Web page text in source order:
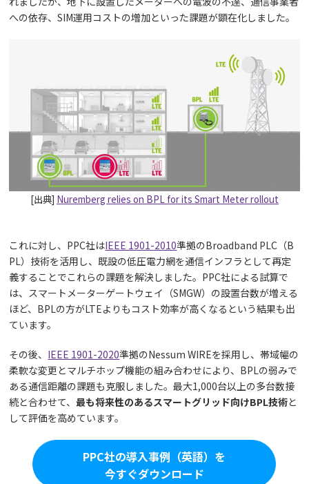
への依存、SIM運用コストの増加といった課題が顕在化しました。
[出典] Nuremberg relies on BPL for its Smart Meter rollout
これに対し、PPC社はIEEE 1901-2010準拠のBroadband PLC（B
PL）技術を活用し、既設の低圧電力網を通信インフラとして再定
義することでこれらの課題を解決しました。PPC社による試算で
は、スマートメーターゲートウェイ（SMGW）の設置台数が増える
ほど、BPLの方がLTEよりもコスト効率が高くなるという結果も出
ています。
その後、 IEEE 1901-2020準拠のNessum WIREを採用し、帯域幅の
柔軟な変更とマルチホップ機能の組み合わせにより、BPLの弱みで
ある通信距離の課題も克服しました。最大1,000台以上の多台数接
続と合わせて、最も将来性のあるスマートグリッド向けBPL技術と
して評価を高めています。
PPC社の導入事例（英語）を
今すぐダウンロード